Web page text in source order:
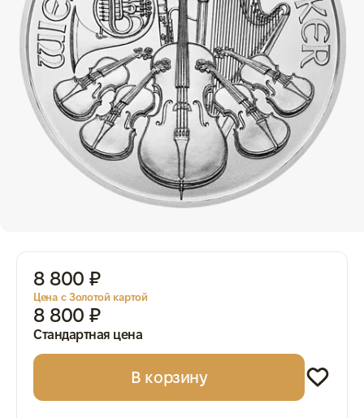
8 800 ₽
Цена с Золотой картой
8 800 ₽
Стандартная цена
В корзину